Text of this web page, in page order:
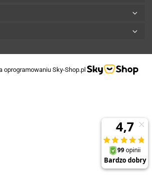
oprogramowaniu Sky-Shop.pl